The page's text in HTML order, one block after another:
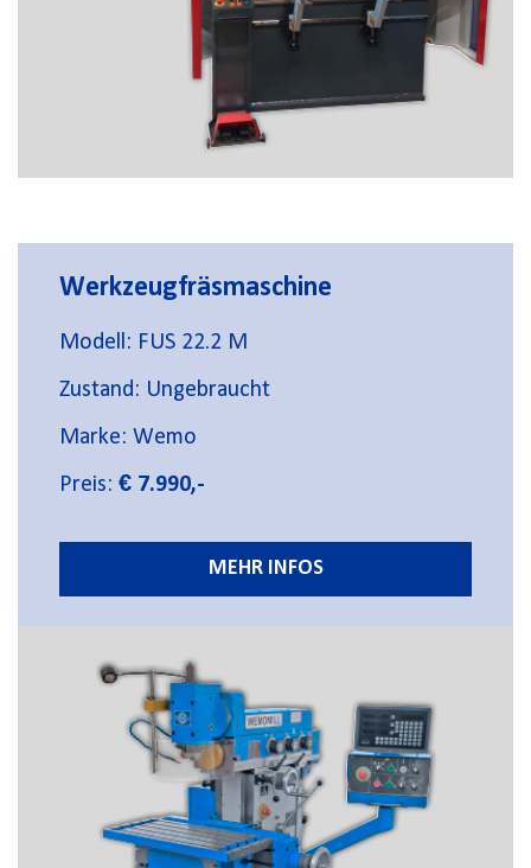
Werkzeugfräsmaschine
Modell: FUS 22.2 M
Zustand: Ungebraucht
Marke: Wemo
Preis: € 7.990,-
MEHR INFOS